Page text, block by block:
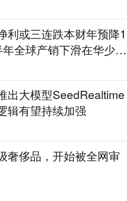
利或三连跌本财年预降1
全球产销下滑在华少卖
出大模型SeedRealtime
辑有望持续加强
奢侈品，开始被全网审